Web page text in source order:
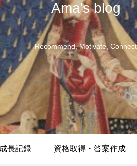
Ama's blog
Recommend, Motivate, Connect
成長記録 資格取得・答案作成